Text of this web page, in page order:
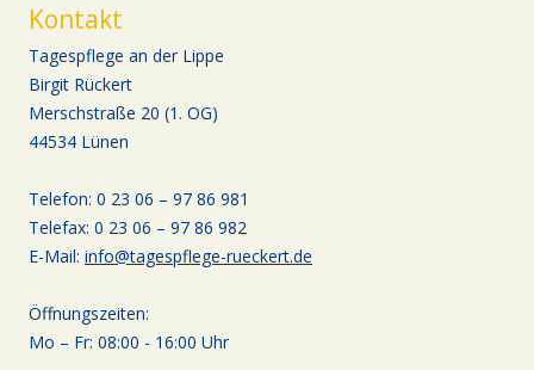
Kontakt
Tagespflege an der Lippe
Birgit Rückert
Merschstraße 20 (1. OG)
44534 Lünen
Telefon: 0 23 06 – 97 86 981
Telefax: 0 23 06 – 97 86 982
E-Mail: info@tagespflege-rueckert.de
Öffnungszeiten:
Mo – Fr: 08:00 - 16:00 Uhr